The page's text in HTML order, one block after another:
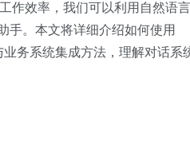
作效率，我们可以利用自然语言
手。本文将详细介绍如何使用
务系统集成方法，理解对话系